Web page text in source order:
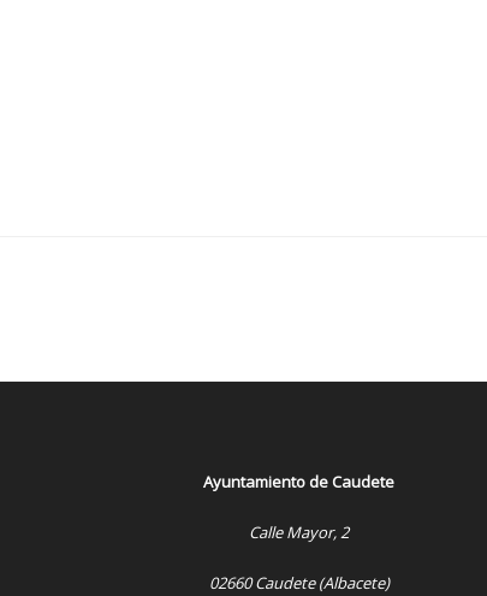
Ayuntamiento de Caudete
Calle Mayor, 2
02660 Caudete (Albacete)